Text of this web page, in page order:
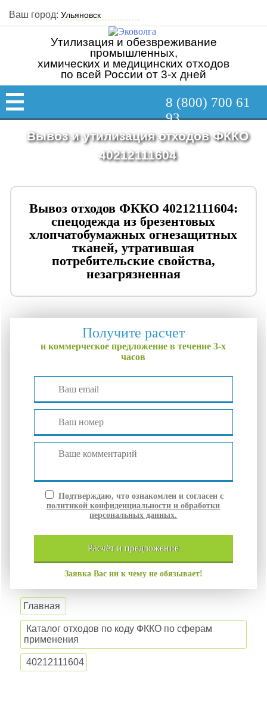
Ваш город:
Утилизация и обезвреживание
промышленных,
химических и медицинских отходов
по всей России от 3-х дней
8 (800) 700 61
93
Вывоз и утилизация отходов ФККО
40212111604
Вывоз отходов ФККО 40212111604:
спецодежда из брезентовых
хлопчатобумажных огнезащитных
тканей, утратившая
потребительские свойства,
незагрязненная
Получите расчет
и коммерческое предложение в течение 3-х
часов
Подтверждаю, что ознакомлен и согласен с
политикой конфиденциальности и обработки
персональных данных.
расчёт ипредложение
Заявка Вас ни к чему не обязывает!
Главная
Каталог отходов по коду ФККО по сферам
применения
40212111604